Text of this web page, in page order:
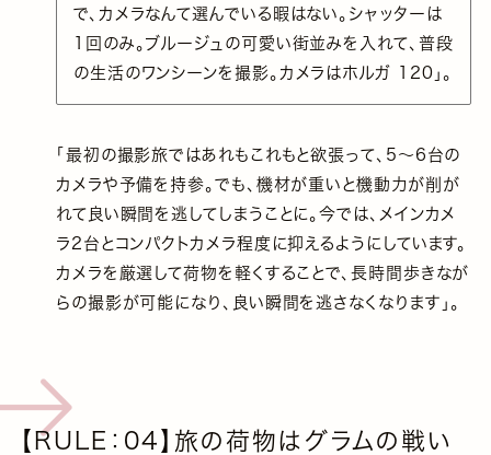
で、カメラなんて選んでいる暇はない。シャッターは
1回のみ。ブルージュの可愛い街並みを入れて、普段
の生活のワンシーンを撮影。カメラはホルガ 120」。
「最初の撮影旅ではあれもこれもと欲張って、5〜6台の
カメラや予備を持参。でも、機材が重いと機動力が削が
れて良い瞬間を逃してしまうことに。今では、メインカメ
ラ2台とコンパクトカメラ程度に抑えるようにしています。
カメラを厳選して荷物を軽くすることで、長時間歩きなが
らの撮影が可能になり、良い瞬間を逃さなくなります」。
【RULE：04】旅の荷物はグラムの戦い